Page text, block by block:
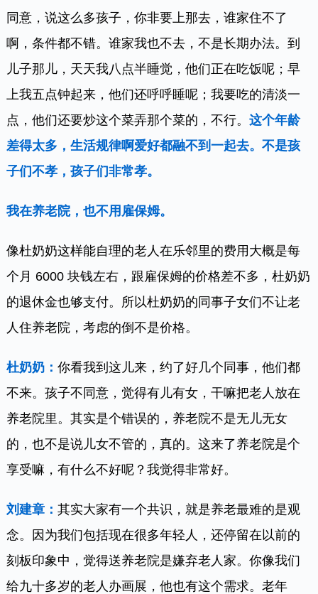
同意，说这么多孩子，你非要上那去，谁家住不了
啊，条件都不错。谁家我也不去，不是长期办法。到
儿子那儿，天天我八点半睡觉，他们正在吃饭呢；早
上我五点钟起来，他们还呼呼睡呢；我要吃的清淡一
点，他们还要炒这个菜弄那个菜的，不行。这个年龄
差得太多，生活规律啊爱好都融不到一起去。不是孩
子们不孝，孩子们非常孝。
我在养老院，也不用雇保姆。
像杜奶奶这样能自理的老人在乐邻里的费用大概是每
个月 6000 块钱左右，跟雇保姆的价格差不多，杜奶奶
的退休金也够支付。所以杜奶奶的同事子女们不让老
人住养老院，考虑的倒不是价格。
杜奶奶：你看我到这儿来，约了好几个同事，他们都
不来。孩子不同意，觉得有儿有女，干嘛把老人放在
养老院里。其实是个错误的，养老院不是无儿无女
的，也不是说儿女不管的，真的。这来了养老院是个
享受嘛，有什么不好呢？我觉得非常好。
刘建章：其实大家有一个共识，就是养老最难的是观
念。因为我们包括现在很多年轻人，还停留在以前的
刻板印象中，觉得送养老院是嫌弃老人家。你像我们
给九十多岁的老人办画展，他也有这个需求。老年